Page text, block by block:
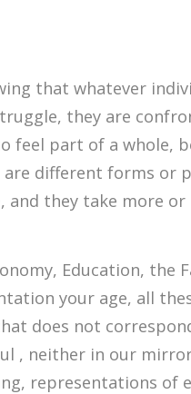
that whatever
they are
feel part of a whole,
different forms or
they take more or
Education, the
your age, all
does not
, neither in our
representations of